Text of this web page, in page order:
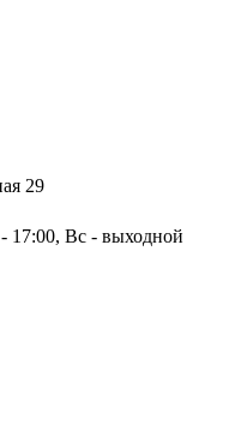
29
17:00, Вс - выходной